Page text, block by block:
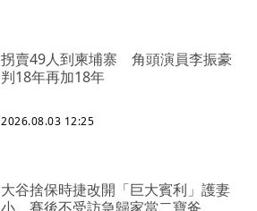
拐賣49人到柬埔寨 角頭演員李振豪
判18年再加18年
2026.08.03 12:25
大谷捨保時捷改開「巨大賓利」護妻